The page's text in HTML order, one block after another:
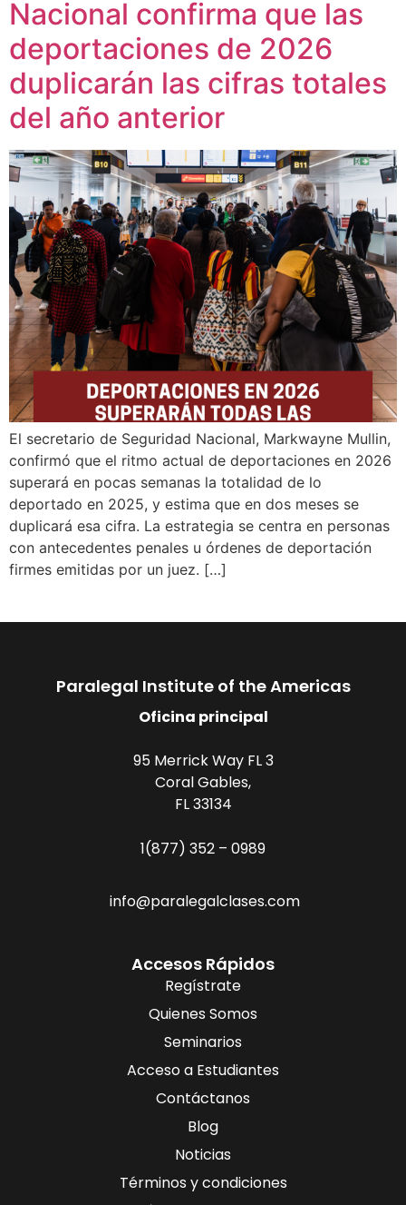
Nacional confirma que las
deportaciones de 2026
duplicarán las cifras totales
del año anterior
El secretario de Seguridad Nacional, Markwayne Mullin,
confirmó que el ritmo actual de deportaciones en 2026
superará en pocas semanas la totalidad de lo
deportado en 2025, y estima que en dos meses se
duplicará esa cifra. La estrategia se centra en personas
con antecedentes penales u órdenes de deportación
firmes emitidas por un juez. […]
Paralegal Institute of the Americas
Oficina principal
95 Merrick Way FL 3
Coral Gables,
FL 33134
1(877) 352 – 0989
info@paralegalclases.com
Accesos Rápidos
Regístrate
Quienes Somos
Seminarios
Acceso a Estudiantes
Contáctanos
Blog
Noticias
Términos y condiciones